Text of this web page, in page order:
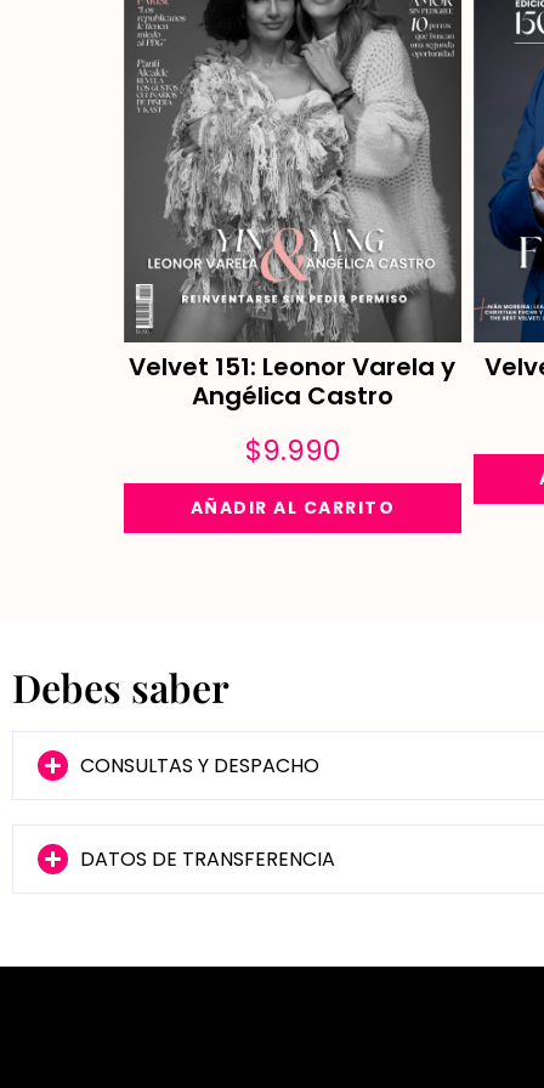
Velvet 151: Leonor Varela y
Angélica Castro
$9.990
AÑADIR AL CARRITO
Debes saber
CONSULTAS Y DESPACHO
DATOS DE TRANSFERENCIA